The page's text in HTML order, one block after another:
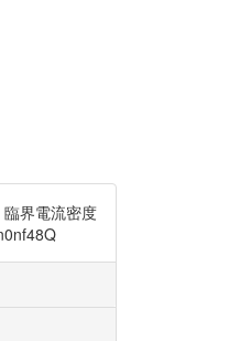
界電流密度